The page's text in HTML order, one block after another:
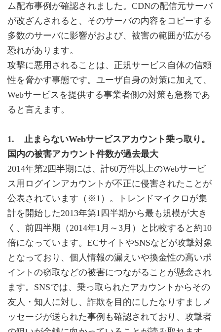
ム配布事例が確認されました。CDNの配信元サーバ
が改ざんされると、そのサーバの内容をコピーする
多数のサーバに影響がおよび、被害の範囲が広がる
恐れがあります。
攻撃に悪用されることは、正規サービス自体の信頼
性を脅かす事態です。ユーザ自身の対策に加えて、
Webサービスを提供する事業者側の対策も急務であ
ると言えます。
1. 止まらないWebサービスアカウント乗っ取り。
国内の被害アカウント件数が過去最大
2014年第2四半期には、計60万件以上のWebサービ
ス用ログインアカウントが不正に侵害されたことが
公表されています（※1）。トレンドマイクロが集
計を開始した2013年第1四半期から最も規模が大き
く、前四半期（2014年1月～3月）と比較すると約10
倍になっています。ECサイトやSNSなどが攻撃対象
となっており、個人情報の漏えいや換金性の高いポ
イントの窃取などの被害につながることが懸念され
ます。SNSでは、乗っ取られたアカウントからその
友人・知人に対し、詐欺を目的にしたなりすましメ
ッセージが送られた事例も確認されており、攻撃者